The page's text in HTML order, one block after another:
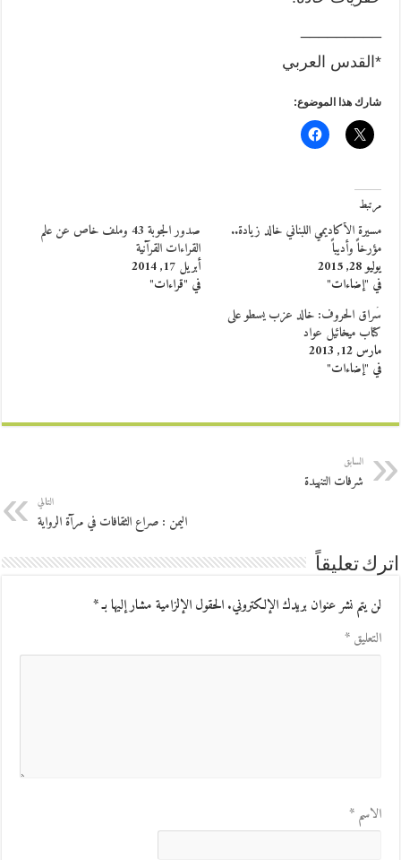
*القدس العربي
شارك هذا الموضوع:
مرتبط
مسيرة الأكاديمي اللبناني خالد زيادة..
مؤرخاً وأديباً
يوليو 28, 2015
في "إضاءات"
صدور الجوبة 43 وملف خاص عن علم
القراءات القرآنية
أبريل 17, 2014
في "قراءات"
سُراق الحروف: خالد عزب يسطو على
كتاب ميخائيل عواد
مارس 12, 2013
في "إضاءات"
السابق
شرفات التنهيدة
التالي
اليمن : صراع الثقافات في مرآة الرواية
اترك تعليقاً
لن يتم نشر عنوان بريدك الإلكتروني.الحقول الإلزامية مشار إليها بـ*
التعليق*
الاسم*